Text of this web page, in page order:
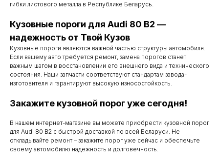
гибки листового металла в Республике Беларусь.
Кузовные пороги для Audi 80 B2 —
надежность от Твой Кузов
Кузовные пороги являются важной частью структуры автомобиля.
Если вашему авто требуется ремонт, замена порогов станет
важным шагом в восстановлении его внешнего вида и технического
состояния. Наши запчасти соответствуют стандартам завода-
изготовителя и гарантируют высокую износостойкость.
Закажите кузовной порог уже сегодня!
В нашем интернет-магазине вы можете приобрести кузовной порог
для Audi 80 B2 с быстрой доставкой по всей Беларуси. Не
откладывайте ремонт – закажите порог уже сейчас и обеспечьте
своему автомобилю надежность и долговечность.
Телефоны для связи
+37529 231 88 27
Мы работаем
с понедельника
по субботу с 9.00
до 20.00